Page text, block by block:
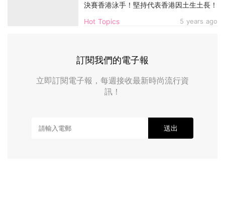
Hot Topics 5 years ago
決賽香港泳手！堅持代表香港因土生土長！
訂閱我們的電子報
立即訂閱電子報，每週接收最新時尚流行資
訊！
送出